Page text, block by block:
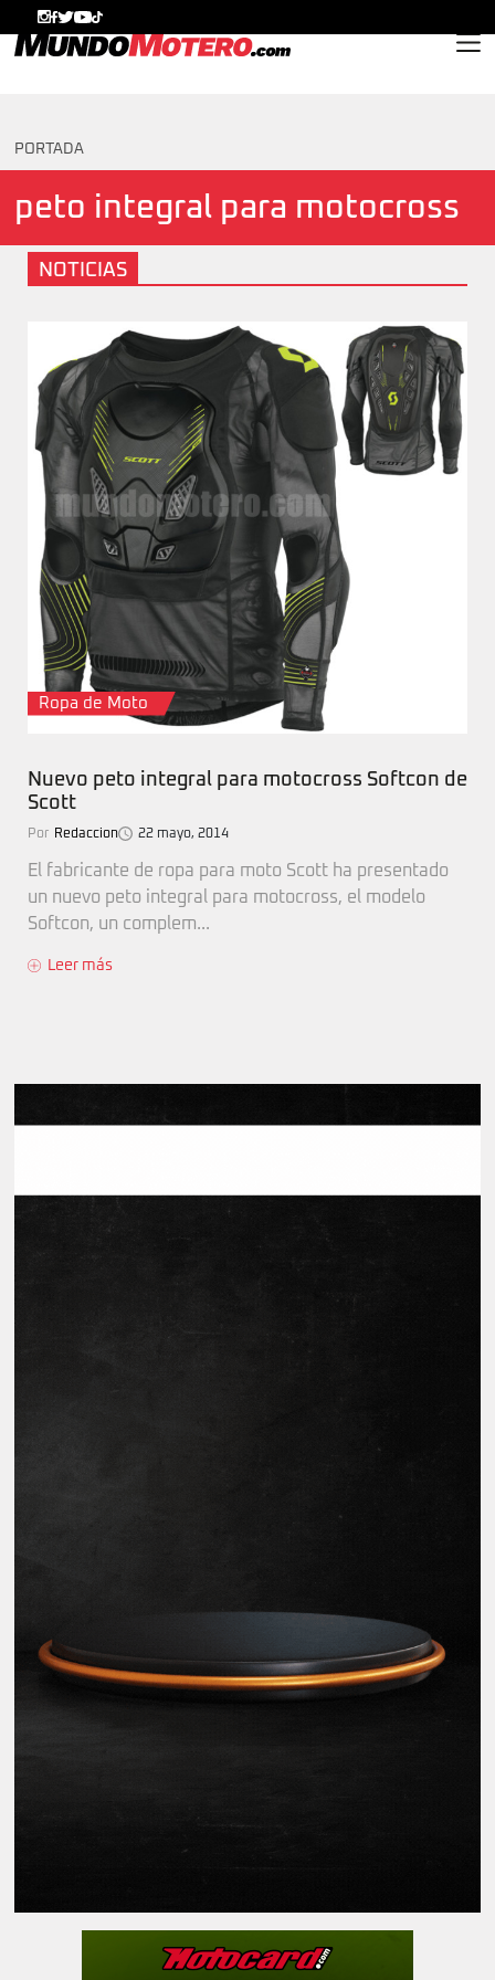
PORTADA
peto integral para motocross
NOTICIAS
Ropa de Moto
Nuevo peto integral para motocross Softcon de
Scott
Por Redaccion 22 mayo, 2014
El fabricante de ropa para moto Scott ha presentado
un nuevo peto integral para motocross, el modelo
Softcon, un complem...
Leer más